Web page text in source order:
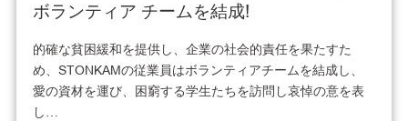
ボランティア チームを結成!
的確な貧困緩和を提供し、企業の社会的責任を果たすた
め、STONKAMの従業員はボランティアチームを結成し、
愛の資材を運び、困窮する学生たちを訪問し哀悼の意を表
し…